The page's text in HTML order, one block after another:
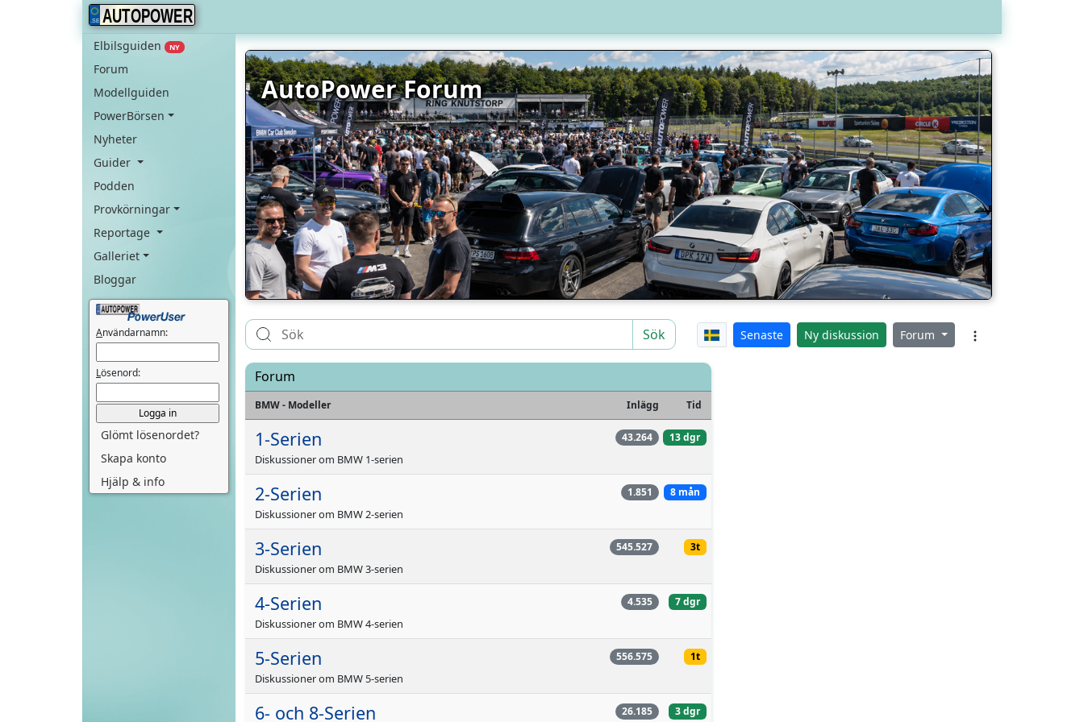
AUTOPOWER
Elbilsguiden NY
Forum
Modellguiden
PowerBörsen
Nyheter
Guider
Podden
Provkörningar
Reportage
Galleriet
Bloggar
Användarnamn:
Lösenord:
Glömt lösenordet?
Skapa konto
Hjälp & info
AutoPower Forum
Sök Senaste Ny diskussion Forum
Forum
BMW - Modeller Inlägg Tid
1-Serien
Diskussioner om BMW 1-serien
43.264 13 dgr
2-Serien
Diskussioner om BMW 2-serien
1.851 8 mån
3-Serien
Diskussioner om BMW 3-serien
545.527 3t
4-Serien
Diskussioner om BMW 4-serien
4.535 7 dgr
5-Serien
Diskussioner om BMW 5-serien
556.575 1t
6- och 8-Serien 26.185 3 dgr